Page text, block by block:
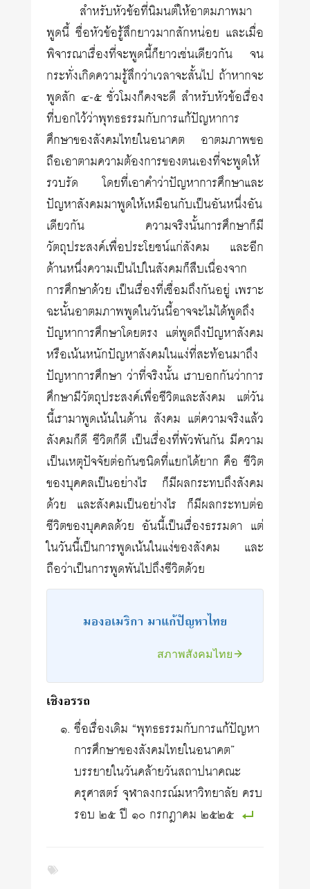
สำหรับหัวข้อที่นิมนต์ให้อาตมภาพมา
พูดนี้ ชื่อหัวข้อรู้สึกยาวมากสักหน่อย และเมื่อ
พิจารณาเรื่องที่จะพูดนี้ก็ยาวเช่นเดียวกัน จน
กระทั่งเกิดความรู้สึกว่าเวลาจะสั้นไป ถ้าหากจะ
พูดสัก ๔-๕ ชั่วโมงก็คงจะดี สำหรับหัวข้อเรื่อง
ที่บอกไว้ว่าพุทธธรรมกับการแก้ปัญหาการ
ศึกษาของสังคมไทยในอนาคต อาตมภาพขอ
ถือเอาตามความต้องการของตนเองที่จะพูดให้
รวบรัด โดยที่เอาคำว่าปัญหาการศึกษาและ
ปัญหาสังคมมาพูดให้เหมือนกับเป็นอันหนึ่งอัน
เดียวกัน ความจริงนั้นการศึกษาก็มี
วัตถุประสงค์เพื่อประโยชน์แก่สังคม และอีก
ด้านหนึ่งความเป็นไปในสังคมก็สืบเนื่องจาก
การศึกษาด้วย เป็นเรื่องที่เชื่อมถึงกันอยู่ เพราะ
ฉะนั้นอาตมภาพพูดในวันนี้อาจจะไม่ได้พูดถึง
ปัญหาการศึกษาโดยตรง แต่พูดถึงปัญหาสังคม
หรือเน้นหนักปัญหาสังคมในแง่ที่สะท้อนมาถึง
ปัญหาการศึกษา ว่าที่จริงนั้น เราบอกกันว่าการ
ศึกษามีวัตถุประสงค์เพื่อชีวิตและสังคม แต่วัน
นี้เรามาพูดเน้นในด้าน สังคม แต่ความจริงแล้ว
สังคมก็ดี ชีวิตก็ดี เป็นเรื่องที่พัวพันกัน มีความ
เป็นเหตุปัจจัยต่อกันชนิดที่แยกได้ยาก คือ ชีวิต
ของบุคคลเป็นอย่างไร ก็มีผลกระทบถึงสังคม
ด้วย และสังคมเป็นอย่างไร ก็มีผลกระทบต่อ
ชีวิตของบุคคลด้วย อันนี้เป็นเรื่องธรรมดา แต่
ในวันนี้เป็นการพูดเน้นในแง่ของสังคม และ
ถือว่าเป็นการพูดพันไปถึงชีวิตด้วย
มองอเมริกา มาแก้ปัญหาไทย
สภาพสังคมไทย
เชิงอรรถ
ชื่อเรื่องเดิม “พุทธธรรมกับการแก้ปัญหา
การศึกษาของสังคมไทยในอนาคต”
บรรยายในวันคล้ายวันสถาปนาคณะ
ครุศาสตร์ จุฬาลงกรณ์มหาวิทยาลัย ครบ
รอบ ๒๕ ปี ๑๐ กรกฎาคม ๒๕๒๕